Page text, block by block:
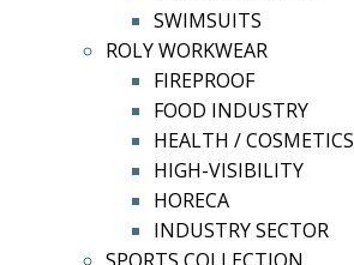
SWIMSUITS
ROLY WORKWEAR
FIREPROOF
FOOD INDUSTRY
HEALTH / COSMETICS
HIGH-VISIBILITY
HORECA
INDUSTRY SECTOR